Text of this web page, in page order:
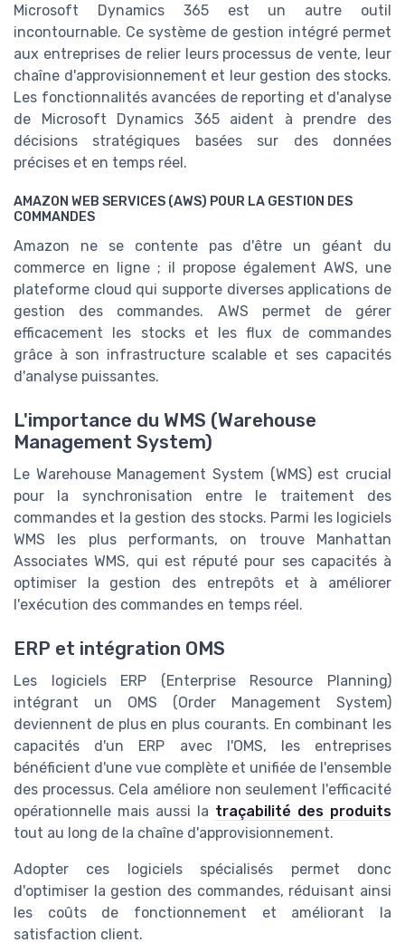
Microsoft Dynamics 365 est un autre outil
incontournable. Ce système de gestion intégré permet
aux entreprises de relier leurs processus de vente, leur
chaîne d'approvisionnement et leur gestion des stocks.
Les fonctionnalités avancées de reporting et d'analyse
de Microsoft Dynamics 365 aident à prendre des
décisions stratégiques basées sur des données
précises et en temps réel.
AMAZON WEB SERVICES (AWS) POUR LA GESTION DES
COMMANDES
Amazon ne se contente pas d'être un géant du
commerce en ligne ; il propose également AWS, une
plateforme cloud qui supporte diverses applications de
gestion des commandes. AWS permet de gérer
efficacement les stocks et les flux de commandes
grâce à son infrastructure scalable et ses capacités
d'analyse puissantes.
L'importance du WMS (Warehouse
Management System)
Le Warehouse Management System (WMS) est crucial
pour la synchronisation entre le traitement des
commandes et la gestion des stocks. Parmi les logiciels
WMS les plus performants, on trouve Manhattan
Associates WMS, qui est réputé pour ses capacités à
optimiser la gestion des entrepôts et à améliorer
l'exécution des commandes en temps réel.
ERP et intégration OMS
Les logiciels ERP (Enterprise Resource Planning)
intégrant un OMS (Order Management System)
deviennent de plus en plus courants. En combinant les
capacités d'un ERP avec l'OMS, les entreprises
bénéficient d'une vue complète et unifiée de l'ensemble
des processus. Cela améliore non seulement l'efficacité
opérationnelle mais aussi la traçabilité des produits
tout au long de la chaîne d'approvisionnement.
Adopter ces logiciels spécialisés permet donc
d'optimiser la gestion des commandes, réduisant ainsi
les coûts de fonctionnement et améliorant la
satisfaction client.